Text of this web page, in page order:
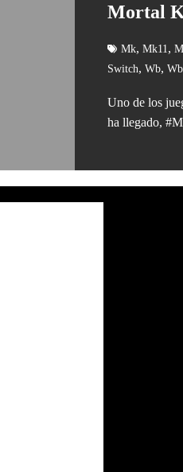
Mortal
Mk, Mk11 ,
Switch, Wb,
Uno de los
ha llegado,